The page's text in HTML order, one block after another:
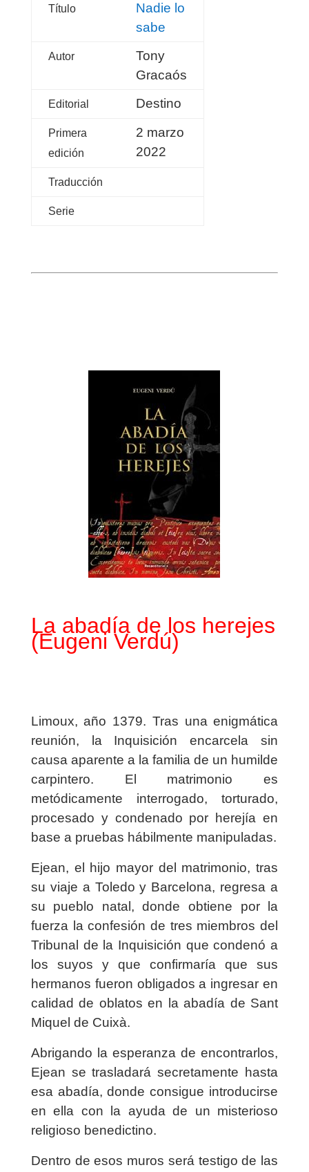
Título
Nadie lo
sabe
Autor
Tony
Gracaós
Editorial Destino
Primera
edición
2 marzo
2022
Traducción
Serie
La abadía de los herejes
(Eugeni Verdú)
Limoux, año 1379. Tras una enigmática
reunión, la Inquisición encarcela sin
causa aparente a la familia de un humilde
carpintero. El matrimonio es
metódicamente interrogado, torturado,
procesado y condenado por herejía en
base a pruebas hábilmente manipuladas.
Ejean, el hijo mayor del matrimonio, tras
su viaje a Toledo y Barcelona, regresa a
su pueblo natal, donde obtiene por la
fuerza la confesión de tres miembros del
Tribunal de la Inquisición que condenó a
los suyos y que confirmaría que sus
hermanos fueron obligados a ingresar en
calidad de oblatos en la abadía de Sant
Miquel de Cuixà.
Abrigando la esperanza de encontrarlos,
Ejean se trasladará secretamente hasta
esa abadía, donde consigue introducirse
en ella con la ayuda de un misterioso
religioso benedictino.
Dentro de esos muros será testigo de las